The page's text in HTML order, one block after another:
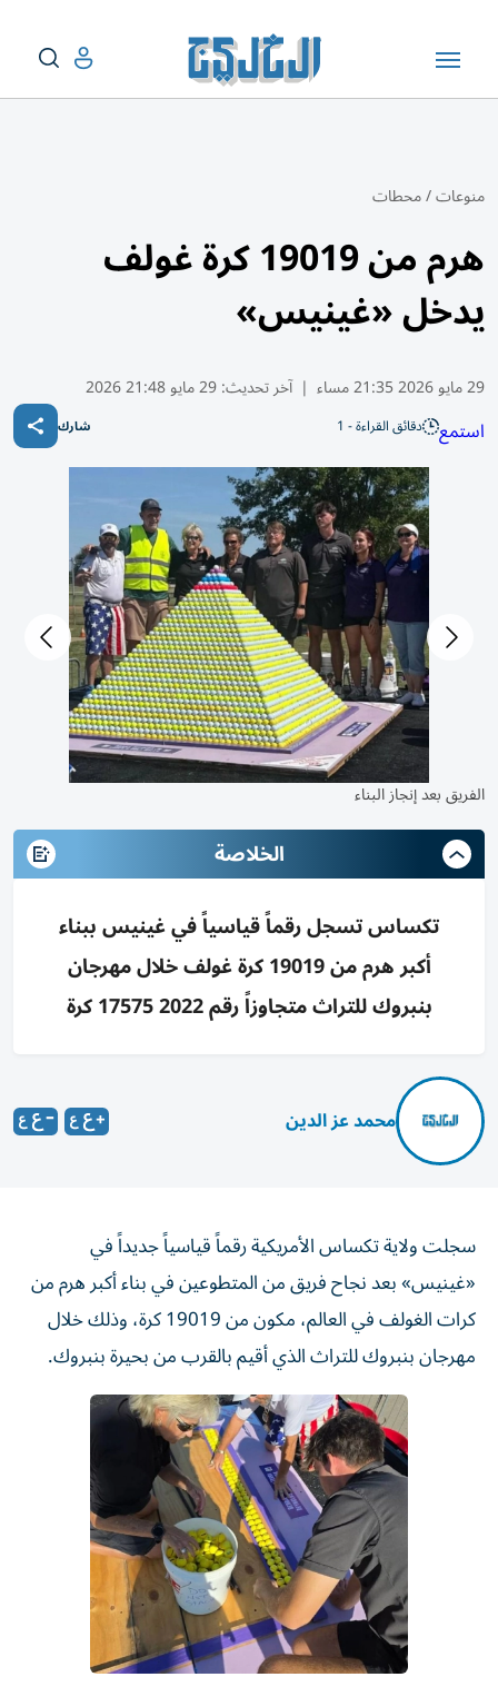
منوعات/محطات
هرم من 19019 كرة غولف
يدخل «غينيس»
29 مايو 2026 21:35 مساء | آخر تحديث:29 مايو 21:48 2026
استمع دقائق القراءة - 1 شارك
الهرم بعد الانتهاء
الخلاصة
تكساس تسجل رقماً قياسياً في غينيس ببناء
أكبر هرم من 19019 كرة غولف خلال مهرجان
بنبروك للتراث متجاوزاً رقم 2022 17575 كرة
محمد عز الدين
سجلت ولاية تكساس الأمريكية رقماً قياسياً جديداً في
«غينيس» بعد نجاح فريق من المتطوعين في بناء أكبر هرم من
كرات الغولف في العالم، مكون من 19019 كرة، وذلك خلال
مهرجان بنبروك للتراث الذي أقيم بالقرب من بحيرة بنبروك.